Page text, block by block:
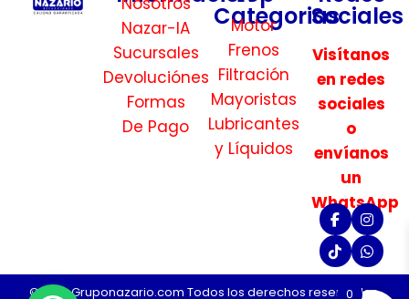
Nazar-IA
Sucursales
Devoluciónes
Formas
De Pago
Categorias
Motor
Frenos
Filtración
Mayoristas
Lubricantes
y Líquidos
Sociales
Visítanos
en redes
sociales
o
envíanos
un
WhatsApp
©2026 Gruponazario.com Todos los derechos reservados.
0